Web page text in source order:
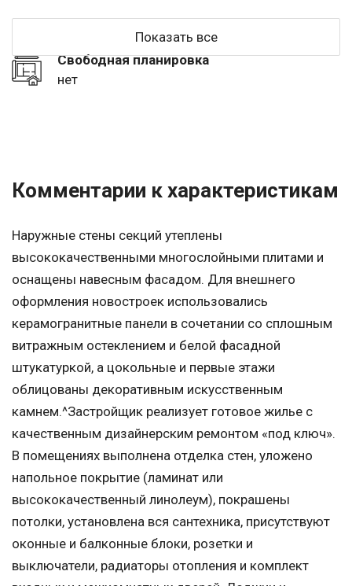
Показать все
Свободная планировка
нет
Комментарии к характеристикам
Наружные стены секций утеплены
высококачественными многослойными плитами и
оснащены навесным фасадом. Для внешнего
оформления новостроек использовались
керамогранитные панели в сочетании со сплошным
витражным остеклением и белой фасадной
штукатуркой, а цокольные и первые этажи
облицованы декоративным искусственным
камнем.^Застройщик реализует готовое жилье с
качественным дизайнерским ремонтом «под ключ».
В помещениях выполнена отделка стен, уложено
напольное покрытие (ламинат или
высококачественный линолеум), покрашены
потолки, установлена вся сантехника, присутствуют
оконные и балконные блоки, розетки и
выключатели, радиаторы отопления и комплект